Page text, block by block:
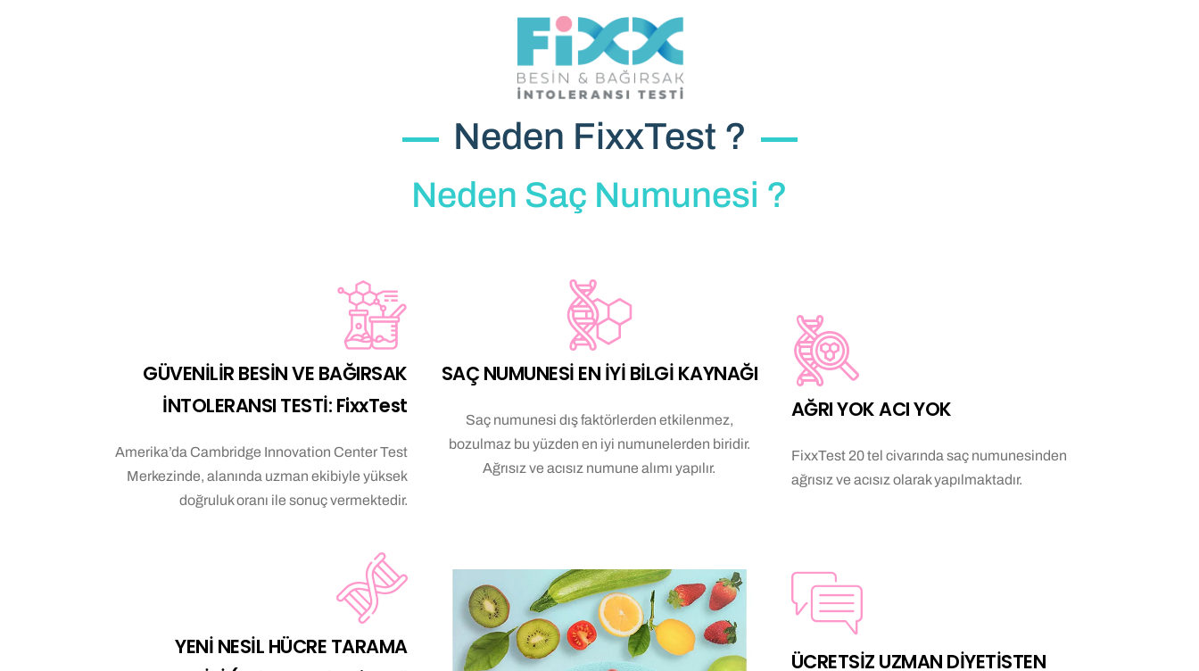
Neden FixxTest ?
Neden Saç Numunesi ?
GÜVENİLİR BESİN VE BAĞIRSAK
İNTOLERANSI TESTİ: FixxTest
Amerika’da Cambridge Innovation Center Test
Merkezinde, alanında uzman ekibiyle yüksek
doğruluk oranı ile sonuç vermektedir.
YENİ NESİL HÜCRE TARAMA
SAÇ NUMUNESİ EN İYİ BİLGİ KAYNAĞI
Saç numunesi dış faktörlerden etkilenmez,
bozulmaz bu yüzden en iyi numunelerden biridir.
Ağrısız ve acısız numune alımı yapılır.
AĞRI YOK ACI YOK
FixxTest 20 tel civarında saç numunesinden
ağrısız ve acısız olarak yapılmaktadır.
ÜCRETSİZ UZMAN DİYETİSTEN